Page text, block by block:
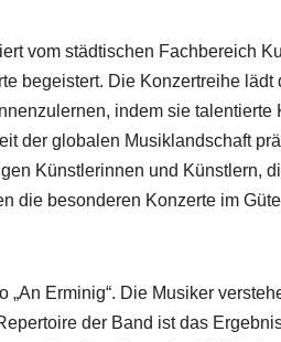
vom städtischen Fachbereich
begeistert. Die Konzertreihe lädt
indem sie talentierte
der globalen Musiklandschaft
Künstlerinnen und Künstlern,
die besonderen Konzerte im
„An Erminig“. Die Musiker
der Band ist das